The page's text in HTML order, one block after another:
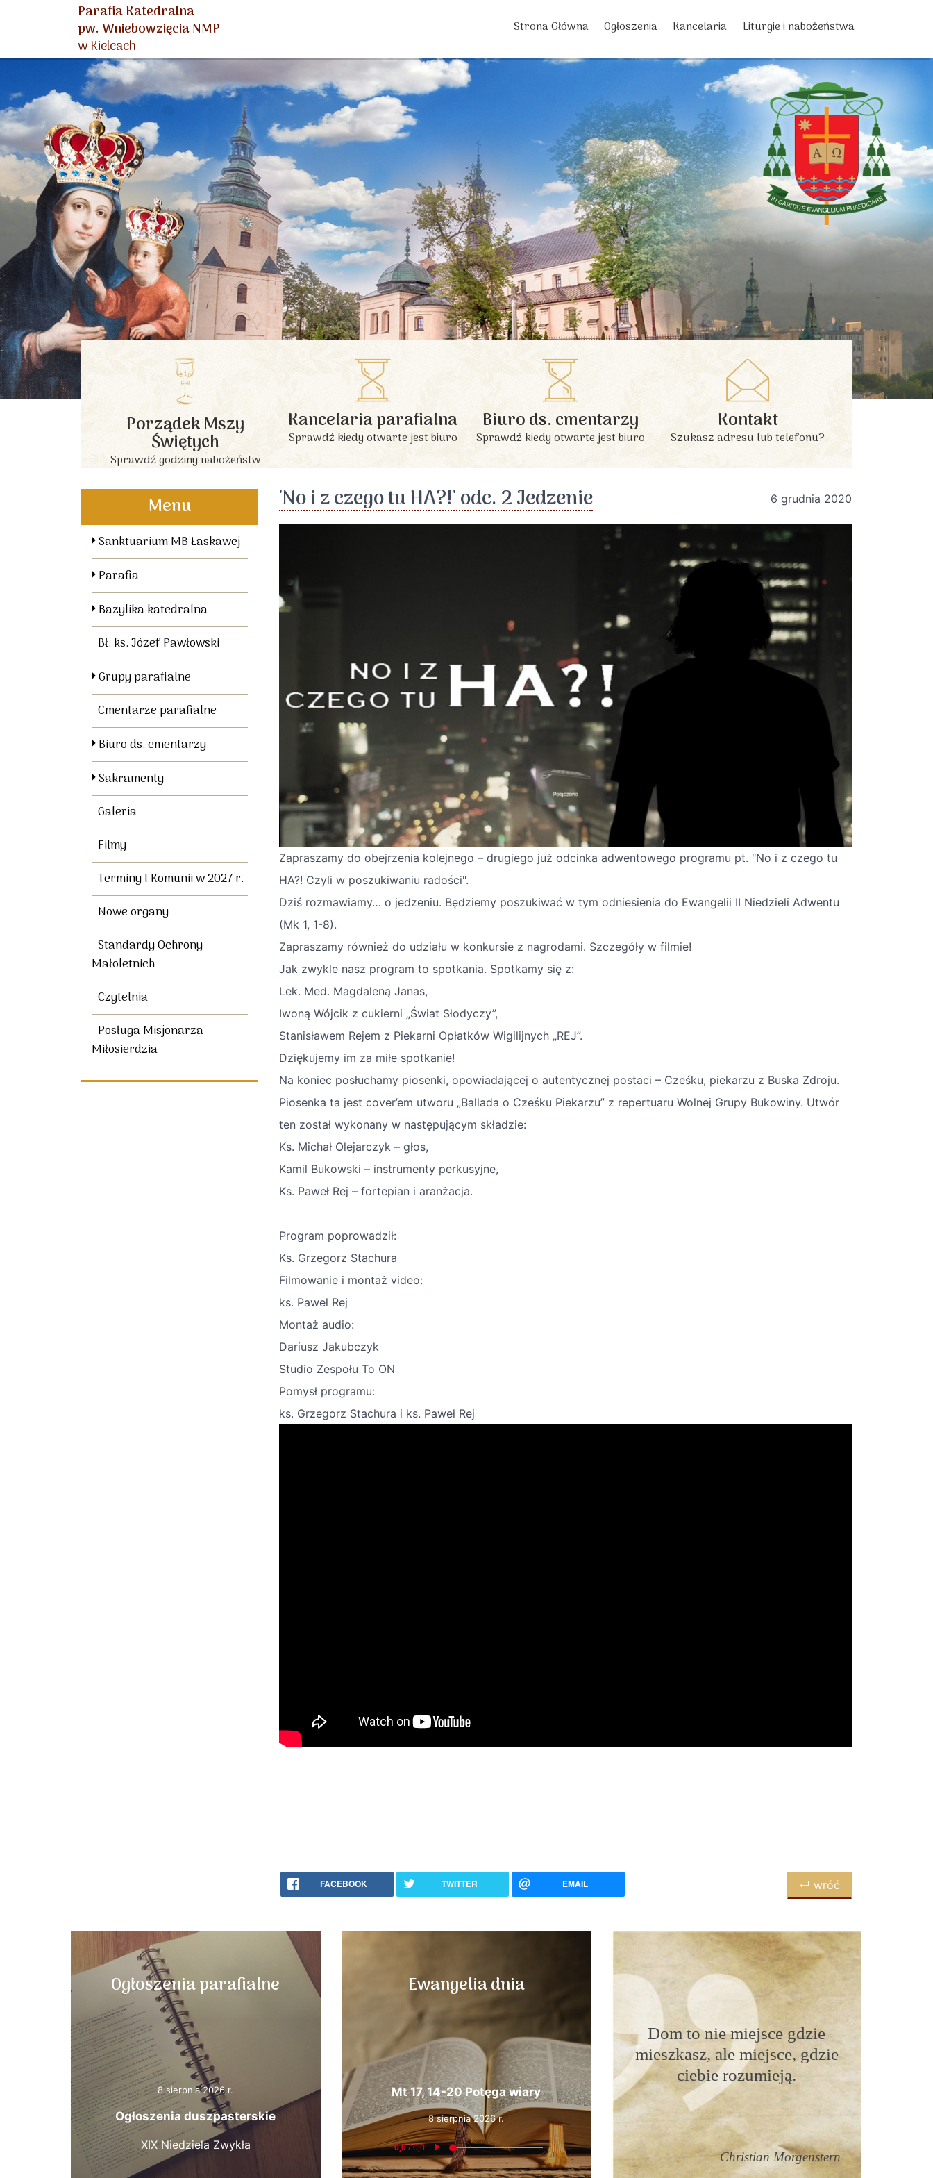
Parafia Katedralna
pw. Wniebowzięcia NMP
w Kielcach
Strona Główna Ogłoszenia Kancelaria Liturgie i nabożeństwa
Porządek Mszy
Świętych
Sprawdź godziny nabożeństw
Kancelaria parafialna
Sprawdź kiedy otwarte jest biuro
Biuro ds. cmentarzy
Sprawdź kiedy otwarte jest biuro
Kontakt
Szukasz adresu lub telefonu?
Menu
Sanktuarium MB Łaskawej
Parafia
Bazylika katedralna
Bł. ks. Józef Pawłowski
Grupy parafialne
Cmentarze parafialne
Biuro ds. cmentarzy
Sakramenty
Galeria
Filmy
Terminy I Komunii w 2027 r.
Nowe organy
Standardy Ochrony
Małoletnich
Czytelnia
Posługa Misjonarza
Miłosierdzia
'No i z czego tu HA?!' odc. 2 Jedzenie 6 grudnia 2020
Zapraszamy do obejrzenia kolejnego – drugiego już odcinka adwentowego programu pt. "No i z czego tu
HA?! Czyli w poszukiwaniu radości".
Dziś rozmawiamy… o jedzeniu. Będziemy poszukiwać w tym odniesienia do Ewangelii II Niedzieli Adwentu
(Mk 1, 1-8).
Zapraszamy również do udziału w konkursie z nagrodami. Szczegóły w filmie!
Jak zwykle nasz program to spotkania. Spotkamy się z:
Lek. Med. Magdaleną Janas,
Iwoną Wójcik z cukierni „Świat Słodyczy”,
Stanisławem Rejem z Piekarni Opłatków Wigilijnych „REJ”.
Dziękujemy im za miłe spotkanie!
Na koniec posłuchamy piosenki, opowiadającej o autentycznej postaci – Cześku, piekarzu z Buska Zdroju.
Piosenka ta jest cover’em utworu „Ballada o Cześku Piekarzu” z repertuaru Wolnej Grupy Bukowiny. Utwór
ten został wykonany w następującym składzie:
Ks. Michał Olejarczyk – głos,
Kamil Bukowski – instrumenty perkusyjne,
Ks. Paweł Rej – fortepian i aranżacja.
Program poprowadził:
Ks. Grzegorz Stachura
Filmowanie i montaż video:
ks. Paweł Rej
Montaż audio:
Dariusz Jakubczyk
Studio Zespołu To ON
Pomysł programu:
ks. Grzegorz Stachura i ks. Paweł Rej
FACEBOOK TWITTER EMAIL ↵ wróć
Ogłoszenia parafialne
8 sierpnia 2026 r.
Ogłoszenia duszpasterskie
XIX Niedziela Zwykła
Ewangelia dnia
Mt 17, 14-20 Potęga wiary
8 sierpnia 2026 r.
Dom to nie miejsce gdzie
mieszkasz, ale miejsce, gdzie
ciebie rozumieją.
Christian Morgenstern